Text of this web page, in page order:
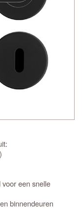
een snelle
binnendeuren